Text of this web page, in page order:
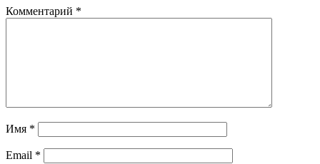
Комментарий *
Имя *
Email *